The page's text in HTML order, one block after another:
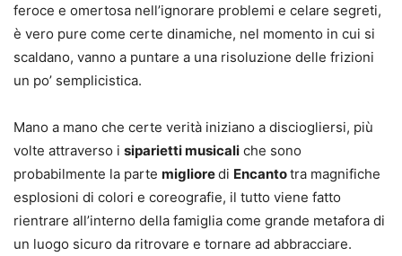
feroce e omertosa nell’ignorare problemi e celare segreti,
è vero pure come certe dinamiche, nel momento in cui si
scaldano, vanno a puntare a una risoluzione delle frizioni
un po’ semplicistica.
Mano a mano che certe verità iniziano a disciogliersi, più
volte attraverso i siparietti musicali che sono
probabilmente la parte miglioredi Encantotra magnifiche
esplosioni di colori e coreografie, il tutto viene fatto
rientrare all’interno della famiglia come grande metafora di
un luogo sicuro da ritrovare e tornare ad abbracciare.